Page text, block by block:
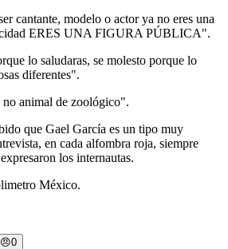
cantante, modelo o actor ya no eres una
ERES UNA FIGURA PÚBLICA".
lo saludaras, se molesto porque lo
diferentes".
animal de zoológico".
que Gael García es un tipo muy
en cada alfombra roja, siempre
los internautas.
México.
😠0